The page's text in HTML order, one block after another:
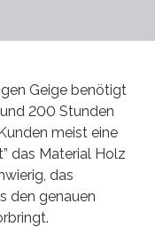
Geige benötigt
200 Stunden
meist eine
das Material Holz
das
den genauen